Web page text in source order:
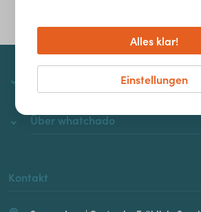
Über whatchado
Kontakt
Einstellungen
Alles klar!